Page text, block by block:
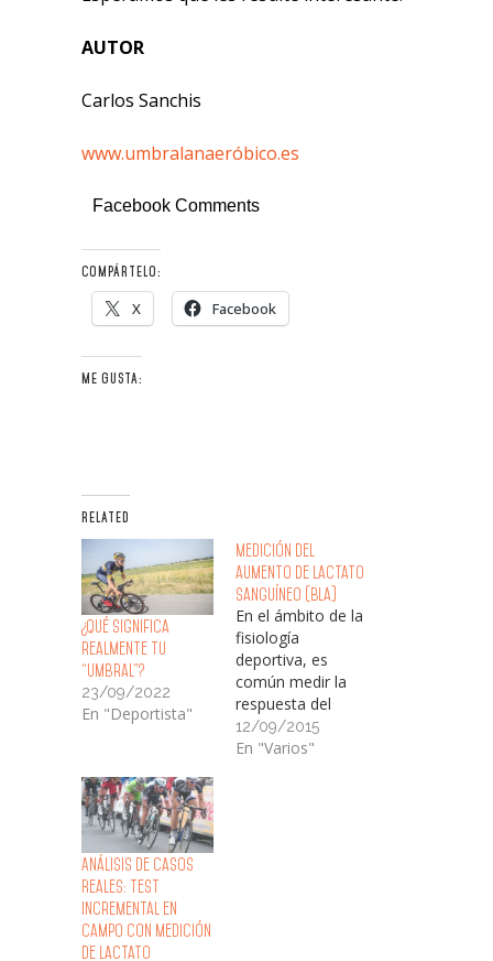
AUTOR
Carlos Sanchis
www.umbralanaeróbico.es
Facebook Comments
COMPÁRTELO:
X Facebook
ME GUSTA:
RELATED
¿Qué significa
realmente tu
“Umbral”?
23/09/2022
En "Deportista"
Medición del
aumento de lactato
sanguíneo (BLa)
En el ámbito de la
fisiología
deportiva, es
común medir la
respuesta del
lactato sanguíneo
de un atleta (BLa)
12/09/2015
En "Varios"
Análisis de Casos
Reales: Test
Incremental en
Campo con Medición
de Lactato